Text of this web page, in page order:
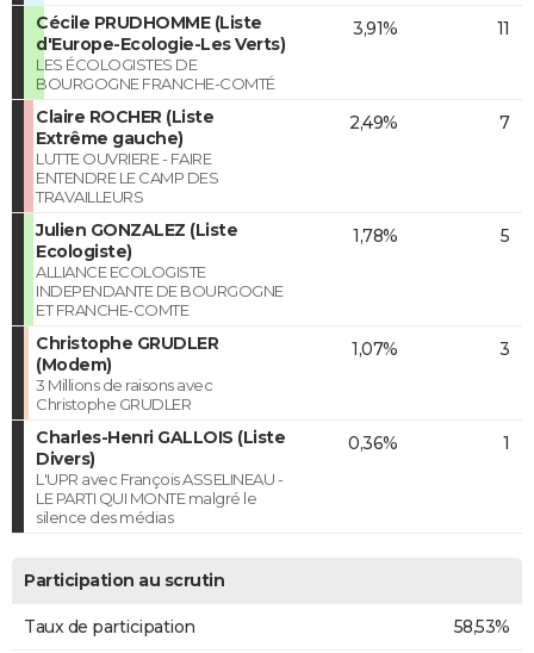
Cécile PRUDHOMME (Liste
d'Europe-Ecologie-Les Verts)
LES ÉCOLOGISTES DE
BOURGOGNE FRANCHE-COMTÉ
3,91% 11
Claire ROCHER (Liste
Extrême gauche)
LUTTE OUVRIERE - FAIRE
ENTENDRE LE CAMP DES
TRAVAILLEURS
2,49% 7
Julien GONZALEZ (Liste
Ecologiste)
ALLIANCE ECOLOGISTE
INDEPENDANTE DE BOURGOGNE
ET FRANCHE-COMTE
1,78% 5
Christophe GRUDLER
(Modem)
3 Millions de raisons avec
Christophe GRUDLER
1,07% 3
Charles-Henri GALLOIS (Liste
Divers)
L'UPR avec François ASSELINEAU -
LE PARTI QUI MONTE malgré le
silence des médias
0,36% 1
Participation au scrutin
Taux de participation 58,53%